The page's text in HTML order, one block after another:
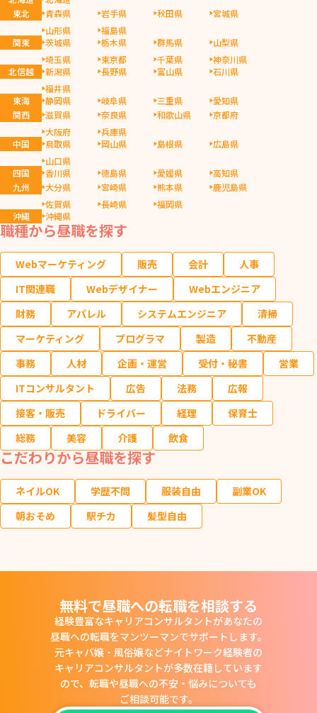
東北
青森県 岩手県 秋田県
宮城県
山形県
福島県
関東
茨城県 栃木県 群馬県
山梨県
埼玉県
東京都 千葉県
神奈川県
北信越
新潟県 長野県 富山県
石川県
福井県
東海
静岡県 岐阜県 三重県
愛知県
関西
滋賀県 奈良県 和歌山県
京都府
大阪府
兵庫県
中国
鳥取県 岡山県 島根県
広島県
山口県
四国
香川県 徳島県 愛媛県
高知県
九州
大分県 宮崎県 熊本県
鹿児島県
佐賀県
長崎県
福岡県
沖縄
沖縄県
職種から昼職を探す
Webマーケティング 販売 会計
人事
IT関連職
Webデザイナー
Webエンジニア
財務
アパレル システムエンジニア
清掃
マーケティング
プログラマ 製造
不動産
事務
人材 企画・運営 受付・秘書
営業
ITコンサルタント
広告 法務
広報
接客・販売
ドライバー 経理
保育士
総務
美容 介護 飲食
こだわりから昼職を探す
ネイルOK 学歴不問 服装自由
副業OK
朝おそめ
駅チカ 髪型自由
無料で昼職への転職を相談する
経験豊富なキャリアコンサルタントがあなたの
昼職への転職をマンツーマンでサポートします。
元キャバ嬢・風俗嬢などナイトワーク経験者の
キャリアコンサルタントが多数在籍しています
ので、 転職や昼職への不安・悩みについても
ご相談可能です。